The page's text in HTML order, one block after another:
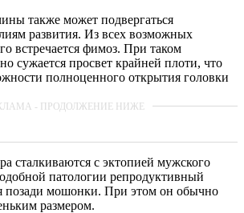
также может подвергаться
развития. Из всех возможных
встречается фимоз. При таком
сужается просвет крайней плоти, что
полноценного открытия головки
сталкиваются с эктопией мужского
патологии репродуктивный
позади мошонки. При этом он обычно
размером.